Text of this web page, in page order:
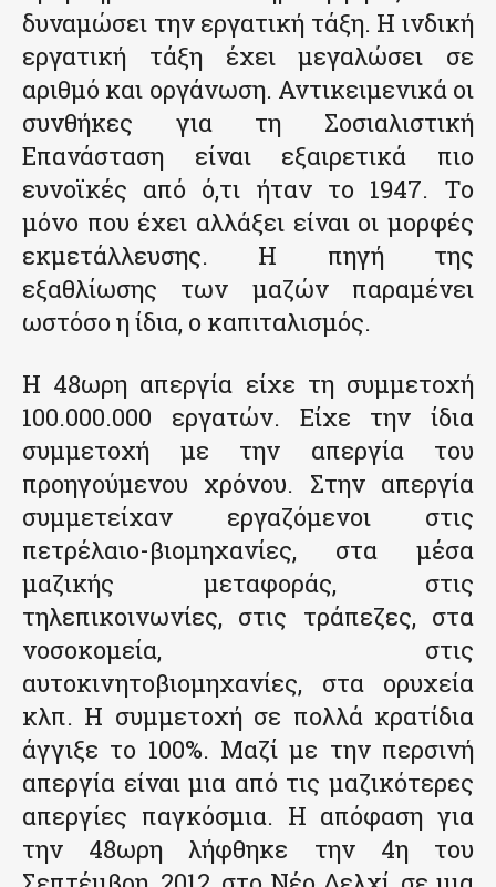
δυναμώσει την εργατική τάξη. Η ινδική
εργατική τάξη έχει μεγαλώσει σε
αριθμό και οργάνωση. Αντικειμενικά οι
συνθήκες για τη Σοσιαλιστική
Επανάσταση είναι εξαιρετικά πιο
ευνοϊκές από ό,τι ήταν το 1947. Το
μόνο που έχει αλλάξει είναι οι μορφές
εκμετάλλευσης. Η πηγή της
εξαθλίωσης των μαζών παραμένει
ωστόσο η ίδια, ο καπιταλισμός.
Η 48ωρη απεργία είχε τη συμμετοχή
100.000.000 εργατών. Είχε την ίδια
συμμετοχή με την απεργία του
προηγούμενου χρόνου. Στην απεργία
συμμετείχαν εργαζόμενοι στις
πετρέλαιο-βιομηχανίες, στα μέσα
μαζικής μεταφοράς, στις
τηλεπικοινωνίες, στις τράπεζες, στα
νοσοκομεία, στις
αυτοκινητοβιομηχανίες, στα ορυχεία
κλπ. Η συμμετοχή σε πολλά κρατίδια
άγγιξε το 100%. Μαζί με την περσινή
απεργία είναι μια από τις μαζικότερες
απεργίες παγκόσμια. Η απόφαση για
την 48ωρη λήφθηκε την 4η του